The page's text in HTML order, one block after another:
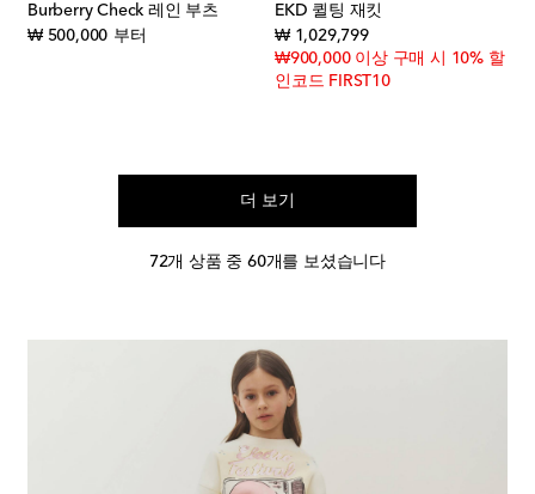
Burberry Check 레인 부츠
부터
₩ 500,000 original price
EKD 퀼팅 재킷
₩ 1,029,799original price
₩900,000 이상 구매 시 10% 할
인코드 FIRST10
더 보기
72개 상품 중 60개를 보셨습니다